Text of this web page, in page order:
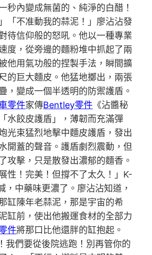
秒內變成無菌的、純淨的白醋！
「不准動我的蒜泥！」廖沾沾發
待信仰般的怒吼。他以一種專業
度，從旁邊的麵粉堆中抓起了兩
他用氣功般的捏製手法，瞬間擴
的巨大麵皮。他猛地擲出，兩張
，變成一個半透明的防禦護盾。
零件家傳Bentley零件 《沾醬秘
水餃皮護盾」，薄韌而充滿彈
光束猛烈地擊中麵皮護盾，發出
開蓋的聲音。護盾劇烈震動，但
攻擊，只是散發出濃郁的麵香。
性！完美！但撐不了太久！」K-
，中藥味更濃了。廖沾沾知道，
缸陳年老蒜泥，那是宇宙的希
缸前，使出他搬運食材的全部力
件將那口比他還胖的缸抱起。
我們要從後院逃跑！別再管你的